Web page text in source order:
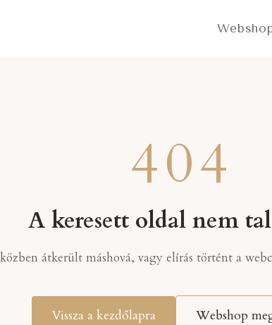
404
A keresett oldal nem
átkerült máshová, vagy elírás történt a
Vissza a kezdőlapra Webshop